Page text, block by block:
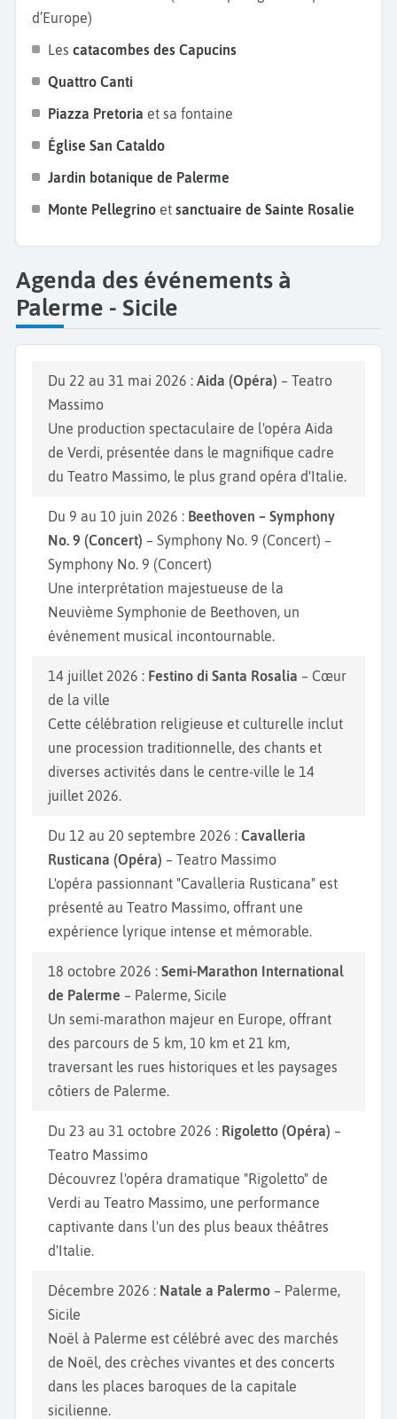
N'oubliez pas de visiter également le
plantes exotiques offre une escapade idéale pour se
détendre tout en admirant la flore méditerranéenne.
C’est un bel endroit pour une promenade en plein
air. Pour une vue panoramique sur Palerme et la
mer, grimpez au
sanctuaire de Sainte Rosalie, lieu de pèlerinage et
de balade incontournable.
d’Europe)
Les catacombes des Capucins
Quattro Canti
Piazza Pretoria et sa fontaine
Église San Cataldo
Jardin botanique de Palerme
Monte Pellegrino et sanctuaire de Sainte Rosalie
Agenda des événements à
Palerme - Sicile
Du 22 au 31 mai 2026 : Aida (Opéra) – Teatro
Massimo
Une production spectaculaire de l'opéra Aida
de Verdi, présentée dans le magnifique cadre
du Teatro Massimo, le plus grand opéra d'Italie.
Du 9 au 10 juin 2026 : Beethoven – Symphony
No. 9 (Concert) – Symphony No. 9 (Concert) –
Symphony No. 9 (Concert)
Une interprétation majestueuse de la
Neuvième Symphonie de Beethoven, un
événement musical incontournable.
14 juillet 2026 : Festino di Santa Rosalia – Cœur
de la ville
Cette célébration religieuse et culturelle inclut
une procession traditionnelle, des chants et
diverses activités dans le centre-ville le 14
juillet 2026.
Du 12 au 20 septembre 2026 : Cavalleria
Rusticana (Opéra) – Teatro Massimo
L'opéra passionnant "Cavalleria Rusticana" est
présenté au Teatro Massimo, offrant une
expérience lyrique intense et mémorable.
18 octobre 2026 : Semi-Marathon International
de Palerme – Palerme, Sicile
Un semi-marathon majeur en Europe, offrant
des parcours de 5 km, 10 km et 21 km,
traversant les rues historiques et les paysages
côtiers de Palerme.
Du 23 au 31 octobre 2026 : Rigoletto (Opéra) –
Teatro Massimo
Découvrez l'opéra dramatique "Rigoletto" de
Verdi au Teatro Massimo, une performance
captivante dans l'un des plus beaux théâtres
d'Italie.
Décembre 2026 : Natale a Palermo – Palerme,
Sicile
Noël à Palerme est célébré avec des marchés
de Noël, des crèches vivantes et des concerts
dans les places baroques de la capitale
sicilienne.